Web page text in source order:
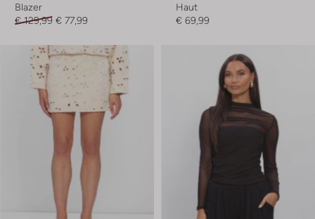
Blazer
€ 129,99 € 77,99
Haut
€ 69,99